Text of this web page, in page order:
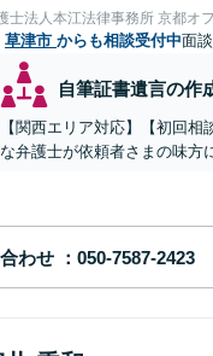
士法人本江法律事務所 京都オ
草津市 からも相談受付中面
自筆証書遺言の作
【関西エリア対応】【初回
な弁護士が依頼者さまの味方
わせ